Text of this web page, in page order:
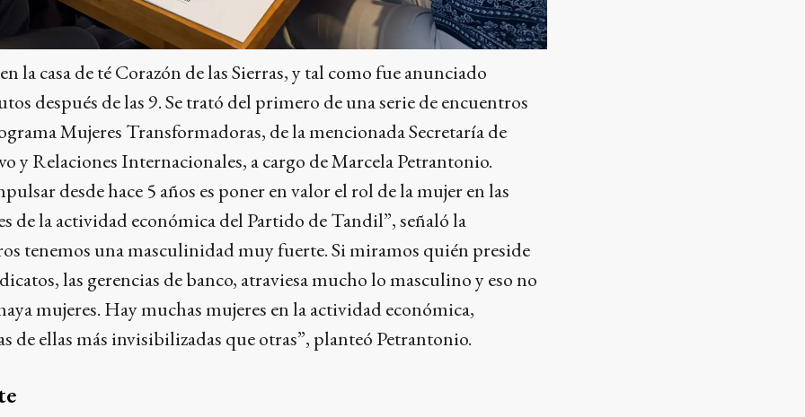
la casa de té Corazón de las Sierras, y tal como fue anunciado
después de las 9. Se trató del primero de una serie de encuentros
Mujeres Transformadoras, de la mencionada Secretaría de
y Relaciones Internacionales, a cargo de Marcela Petrantonio.
desde hace 5 años es poner en valor el rol de la mujer en las
de la actividad económica del Partido de Tandil”, señaló la
tenemos una masculinidad muy fuerte. Si miramos quién preside
las gerencias de banco, atraviesa mucho lo masculino y eso no
mujeres. Hay muchas mujeres en la actividad económica,
de ellas más invisibilizadas que otras”, planteó Petrantonio.